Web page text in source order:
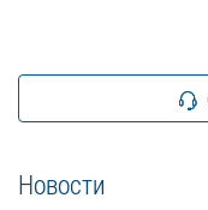
Новости